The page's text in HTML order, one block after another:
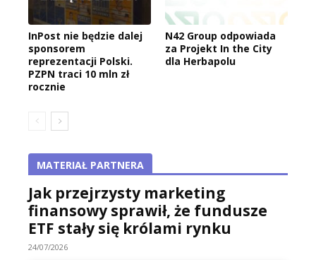
InPost nie będzie dalej
sponsorem
reprezentacji Polski.
PZPN traci 10 mln zł
rocznie
N42 Group odpowiada
za Projekt In the City
dla Herbapolu
MATERIAŁ PARTNERA
Jak przejrzysty marketing
finansowy sprawił, że fundusze
ETF stały się królami rynku
24/07/2026